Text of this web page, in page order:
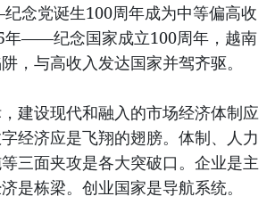
念党诞生100周年成为中等偏高收
年——纪念国家成立100周年，越南
，与高收入发达国家并驾齐驱。
建设现代和融入的市场经济体制应
经济应是飞翔的翅膀。体制、人力
三面夹攻是各大突破口。企业是主
是栋梁。创业国家是导航系统。